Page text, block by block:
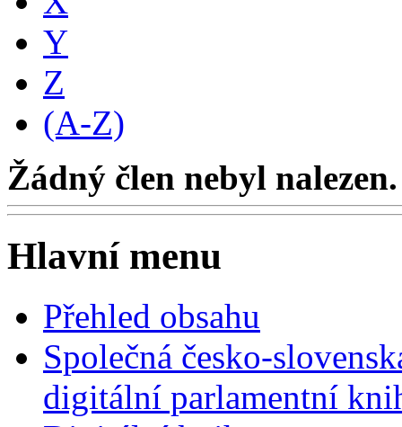
Y
Z
(A-Z)
Žádný člen nebyl nalezen.
Hlavní menu
Přehled obsahu
Společná česko-
digitální parlamentní